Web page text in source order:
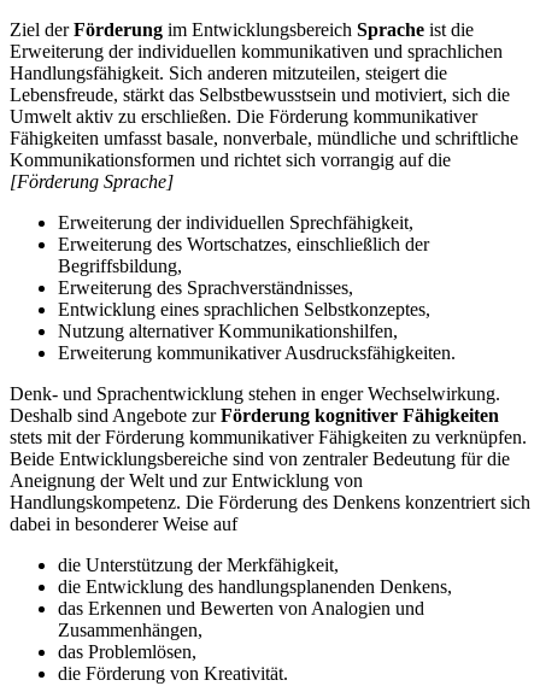
Ziel derFörderung im Entwicklungsbereich Sprache ist die
Erweiterung der individuellen kommunikativen und sprachlichen
Handlungsfähigkeit. Sich anderen mitzuteilen, steigert die
Lebensfreude, stärkt das Selbstbewusstsein und motiviert, sich die
Umwelt aktiv zu erschließen. Die Förderung kommunikativer
Fähigkeiten umfasst basale, nonverbale, mündliche und schriftliche
Kommunikationsformen und richtet sich vorrangig auf die
[Förderung Sprache]
Erweiterung der individuellen Sprechfähigkeit,
Erweiterung des Wortschatzes, einschließlich der
Begriffsbildung,
Erweiterung des Sprachverständnisses,
Entwicklung eines sprachlichen Selbstkonzeptes,
Nutzung alternativer Kommunikationshilfen,
Erweiterung kommunikativer Ausdrucksfähigkeiten.
Denk- und Sprachentwicklung stehen in enger Wechselwirkung.
Deshalb sind Angebote zurFörderung kognitiver Fähigkeiten
stets mit der Förderung kommunikativer Fähigkeiten zu verknüpfen.
Beide Entwicklungsbereiche sind von zentraler Bedeutung für die
Aneignung der Welt und zur Entwicklung von
Handlungskompetenz. Die Förderung des Denkens konzentriert sich
dabei in besonderer Weise auf
die Unterstützung der Merkfähigkeit,
die Entwicklung des handlungsplanenden Denkens,
das Erkennen und Bewerten von Analogien und
Zusammenhängen,
das Problemlösen,
die Förderung von Kreativität.